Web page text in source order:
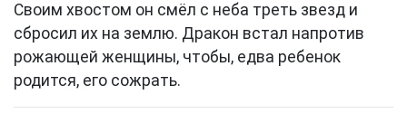
Своим хвостом он смёл с неба треть звезд и
сбросил их на землю. Дракон встал напротив
рожающей женщины, чтобы, едва ребенок
родится, его сожрать.